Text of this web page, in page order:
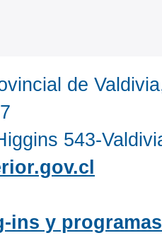
de
543-
ins y